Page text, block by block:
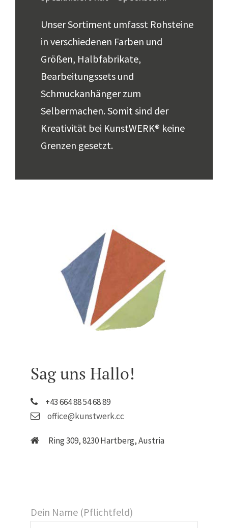
Unser Sortiment umfasst Rohsteine
in verschiedenen Farben und
Größen, Halbfabrikate,
Bearbeitungssets und
Schmuckanhänger zum
Selbermachen. Somit sind der
Kreativität bei KunstWERK® keine
Grenzen gesetzt.
Sag uns Hallo!
+43 664 88 54 68 89
office@kunstwerk.cc
Ring 309, 8230 Hartberg, Austria
Dein Name (Pflichtfeld)